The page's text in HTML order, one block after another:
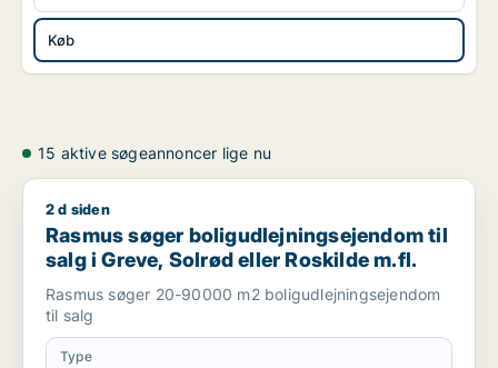
Køb
15 aktive søgeannoncer lige nu
Rasmus søger boligudlejningsejendom til salg i Greve,
2 d siden
Rasmus søger boligudlejningsejendom til
salg i Greve, Solrød eller Roskilde m.fl.
Rasmus søger 20-90000 m2 boligudlejningsejendom
til salg
Type